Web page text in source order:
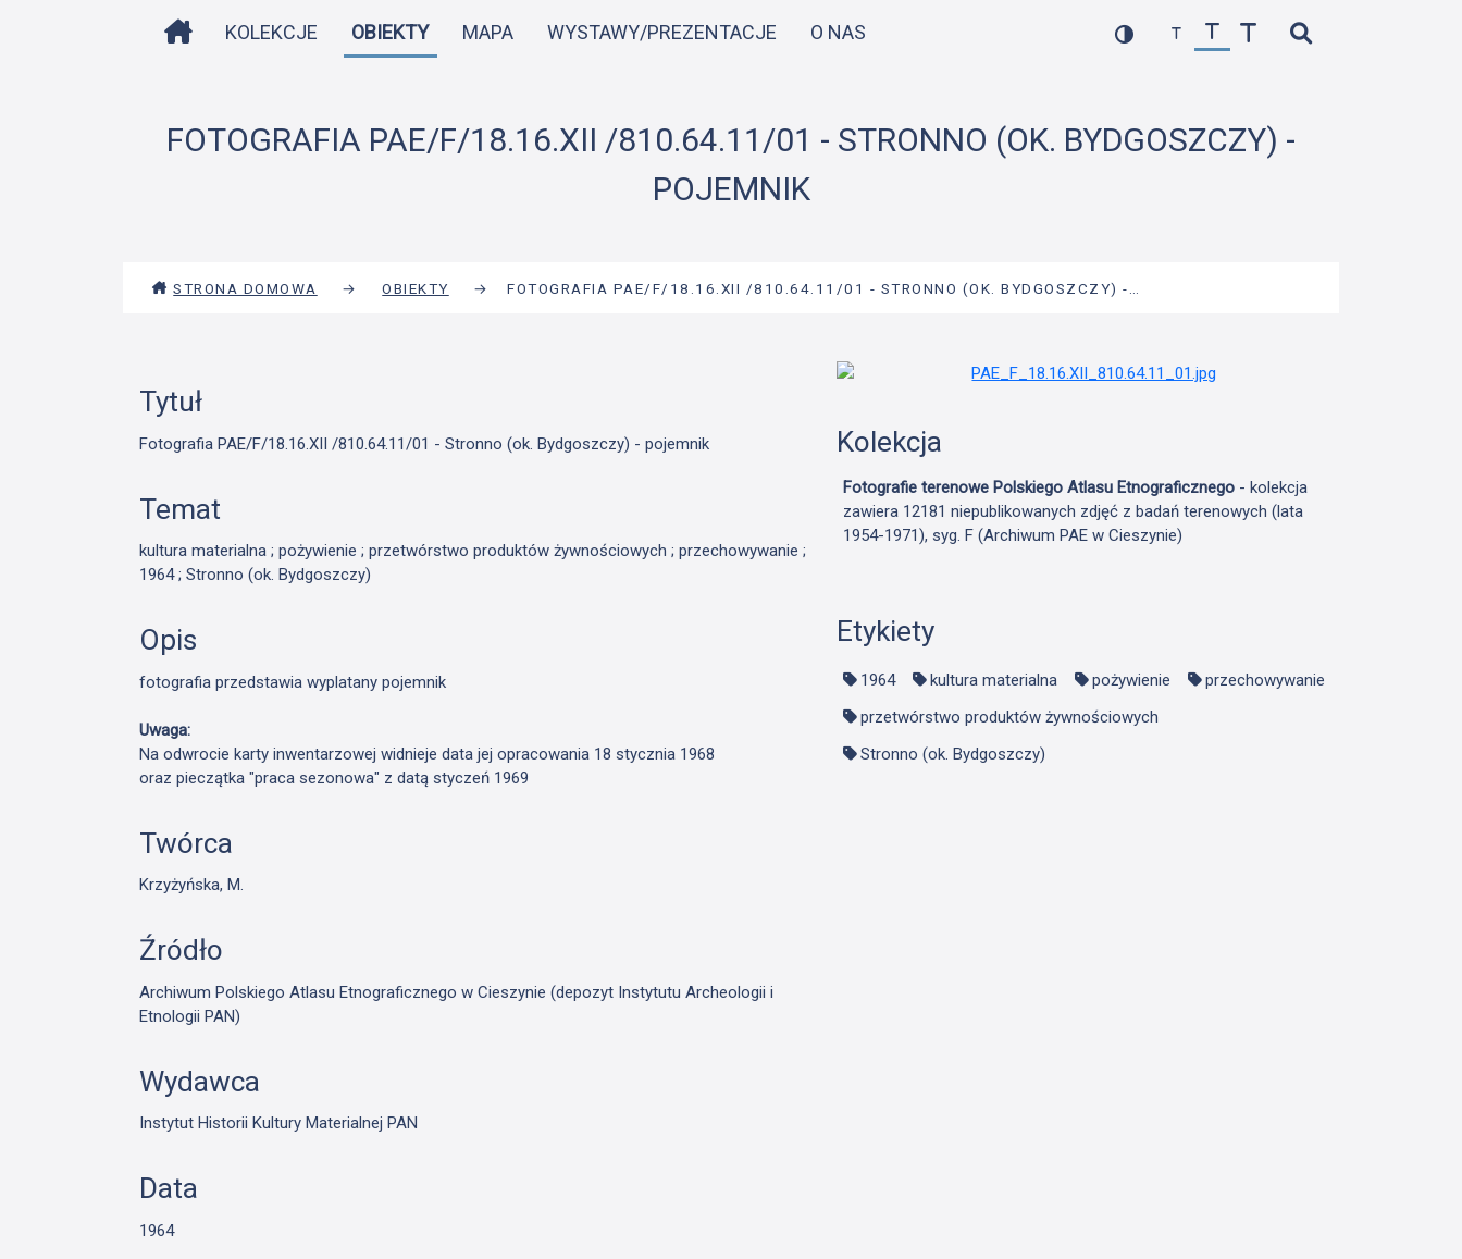
do
STRONA DOMOWA
KOLEKCJE OBIEKTY MAPA WYSTAWY/PREZENTACJE O NAS
FOTOGRAFIA PAE/F/18.16.XII /810.64.11/01 - STRONNO (OK. BYDGOSZCZY) -
POJEMNIK
STRONA DOMOWA → OBIEKTY → FOTOGRAFIA PAE/F/18.16.XII /810.64.11/01 - STRONNO (OK. BYDGOSZCZY) -…
Tytuł
Fotografia PAE/F/18.16.XII /810.64.11/01 - Stronno (ok. Bydgoszczy) - pojemnik
Temat
kultura materialna ; pożywienie ; przetwórstwo produktów żywnościowych ; przechowywanie ;
1964 ; Stronno (ok. Bydgoszczy)
Opis
fotografia przedstawia wyplatany pojemnik
Uwaga:
Na odwrocie karty inwentarzowej widnieje data jej opracowania 18 stycznia 1968
oraz pieczątka "praca sezonowa" z datą styczeń 1969
Twórca
Krzyżyńska, M.
Źródło
Archiwum Polskiego Atlasu Etnograficznego w Cieszynie (depozyt Instytutu Archeologii i
Etnologii PAN)
Wydawca
Instytut Historii Kultury Materialnej PAN
Data
1964
Kolekcja
Fotografie terenowe Polskiego Atlasu Etnograficznego- kolekcja
zawiera 12181 niepublikowanych zdjęć z badań terenowych (lata
1954-1971), syg. F (Archiwum PAE w Cieszynie)
Etykiety
1964 kultura materialna pożywienie
przechowywanie
przetwórstwo produktów żywnościowych
Stronno (ok. Bydgoszczy)